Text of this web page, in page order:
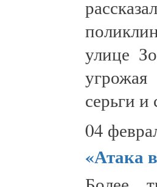
улице
серьги
04
«Атака